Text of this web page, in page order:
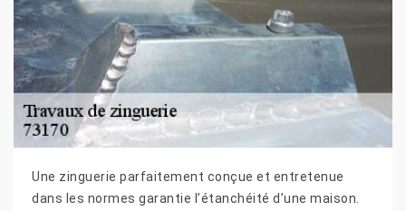
Une zinguerie parfaitement conçue et entretenue
dans les normes garantie l’étanchéité d’une maison.